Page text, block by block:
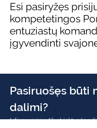
Esi pasiryžęs
kompetetingos
entuziastų
įgyvendinti
Pasiruošęs būti
dalimi?
Informuosime tik atrinktus